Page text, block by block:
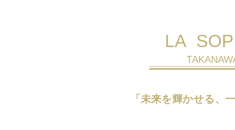
LA
「未来を輝かせる、